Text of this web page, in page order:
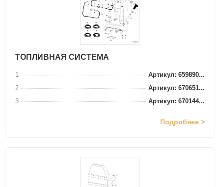
ТОПЛИВНАЯ СИСТЕМА
1
Артикул: 659890...
2
Артикул: 670651...
3
Артикул: 670144...
Подробнее >